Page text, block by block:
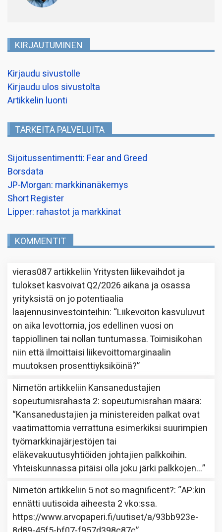
KIRJAUTUMINEN
Kirjaudu sivustolle
Kirjaudu ulos sivustolta
Artikkelin luonti
TÄRKEITÄ PALVELUITA
Sijoitussentimentti: Fear and Greed
Borsdata
JP-Morgan: markkinanäkemys
Short Register
Lipper: rahastot ja markkinat
KOMMENTIT
vieras087artikkeliinYritysten liikevaihdot ja
tulokset kasvoivat Q2/2026 aikana ja osassa
yrityksistä on jo potentiaalia
laajennusinvestointeihin: “Liikevoiton kasvuluvut
on aika levottomia, jos edellinen vuosi on
tappiollinen tai nollan tuntumassa. Toimisikohan
niin että ilmoittaisi liikevoittomarginaalin
muutoksen prosenttiyksiköinä?”
Nimetön artikkeliin Kansanedustajien
sopeutumisrahasta 2: sopeutumisrahan määrä:
“Kansanedustajien ja ministereiden palkat ovat
vaatimattomia verrattuna esimerkiksi suurimpien
työmarkkinajärjestöjen tai
eläkevakuutusyhtiöiden johtajien palkkoihin.
Yhteiskunnassa pitäisi olla joku järki palkkojen…”
Nimetön artikkeliin 5 not so magnificent?: “AP:kin
ennätti uutisoida aiheesta 2 vko:ssa.
https://www.arvopaperi.fi/uutiset/a/93bb923e-